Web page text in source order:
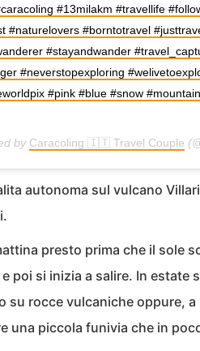
#13milakm #travellife
#naturelovers #borntotravel
#stayandwander
#neverstopexploring
#pink #blue #snow
by Caracoling 🇮🇹 Travel Couple
autonoma sul vulcano
presto prima che il sole
e poi si inizia a salire. In estate
su rocce vulcaniche oppure,
una piccola funivia che in